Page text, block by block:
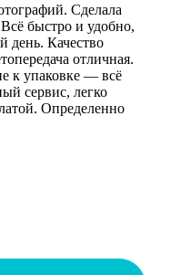
Сделала
быстро и удобно,
день. Качество
отличная.
к упаковке — всё
сервис, легко
Определенно